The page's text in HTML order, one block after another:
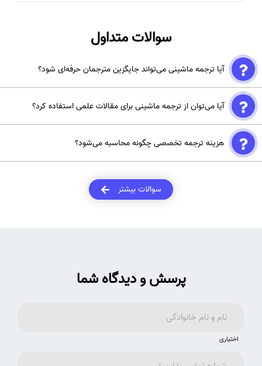
سوالات متداول
آیا ترجمه ماشینی می‌تواند جایگزین مترجمان حرفه‌ای شود؟
ترجمه ماشینی برای متون عمومی مفید است، اما دقت کافی برای متون
تخصصی ندارد و نمی‌تواند جایگزین مترجمان حرفه‌ای شود که توانایی درک
اصطلاحات پیچیده و متن‌های فنی را دارند.
آیا می‌توان از ترجمه ماشینی برای مقالات علمی استفاده کرد؟
خیر، ترجمه ماشینی نمی‌تواند مفاهیم تخصصی را به‌درستی منتقل کند و
احتمال رد شدن مقاله را بالا می‌برد.
هزینه ترجمه تخصصی چگونه محاسبه می‌شود؟
مدت زمان تحویل محاسبه می‌شود.
سوالات بیشتر
پرسش و دیدگاه شما
اختیاری